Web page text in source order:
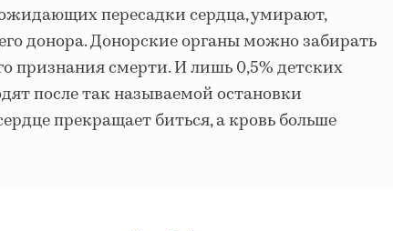
пересадки сердца, умирают,
донора. Донорские органы можно забирать
признания смерти. И лишь 0,5% детских
после так называемой остановки
прекращает биться, а кровь больше